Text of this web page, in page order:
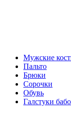
Мужские
Пальто
Брюки
Сорочки
Обувь
Галстуки